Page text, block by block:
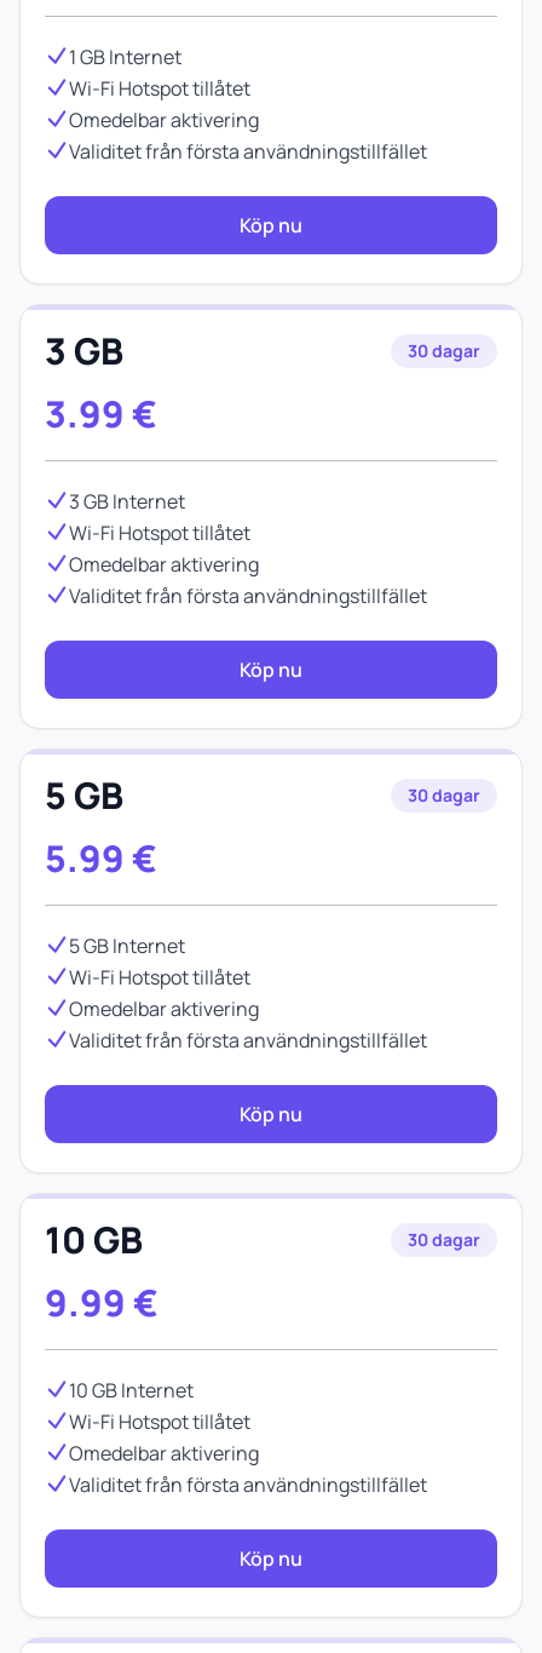
1 GB Internet
Wi-Fi Hotspot tillåtet
Omedelbar aktivering
Validitet från första användningstillfället
Köp nu
3 GB 30 dagar
3.99 €
3 GB Internet
Wi-Fi Hotspot tillåtet
Omedelbar aktivering
Validitet från första användningstillfället
Köp nu
5 GB 30 dagar
5.99 €
5 GB Internet
Wi-Fi Hotspot tillåtet
Omedelbar aktivering
Validitet från första användningstillfället
Köp nu
10 GB 30 dagar
9.99 €
10 GB Internet
Wi-Fi Hotspot tillåtet
Omedelbar aktivering
Validitet från första användningstillfället
Köp nu